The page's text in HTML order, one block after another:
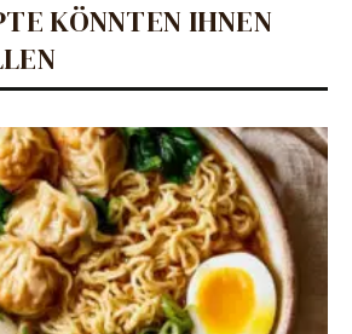
KÖNNTEN IHNEN